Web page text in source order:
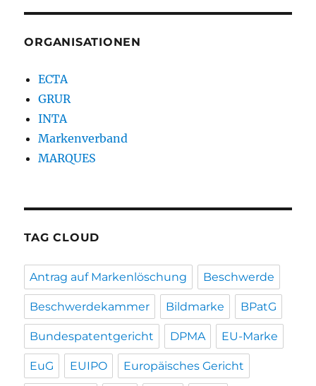
ORGANISATIONEN
ECTA
GRUR
INTA
Markenverband
MARQUES
TAG CLOUD
Antrag auf Markenlöschung Beschwerde
Beschwerdekammer Bildmarke BPatG
Bundespatentgericht DPMA EU-Marke
EuG EUIPO Europäisches Gericht